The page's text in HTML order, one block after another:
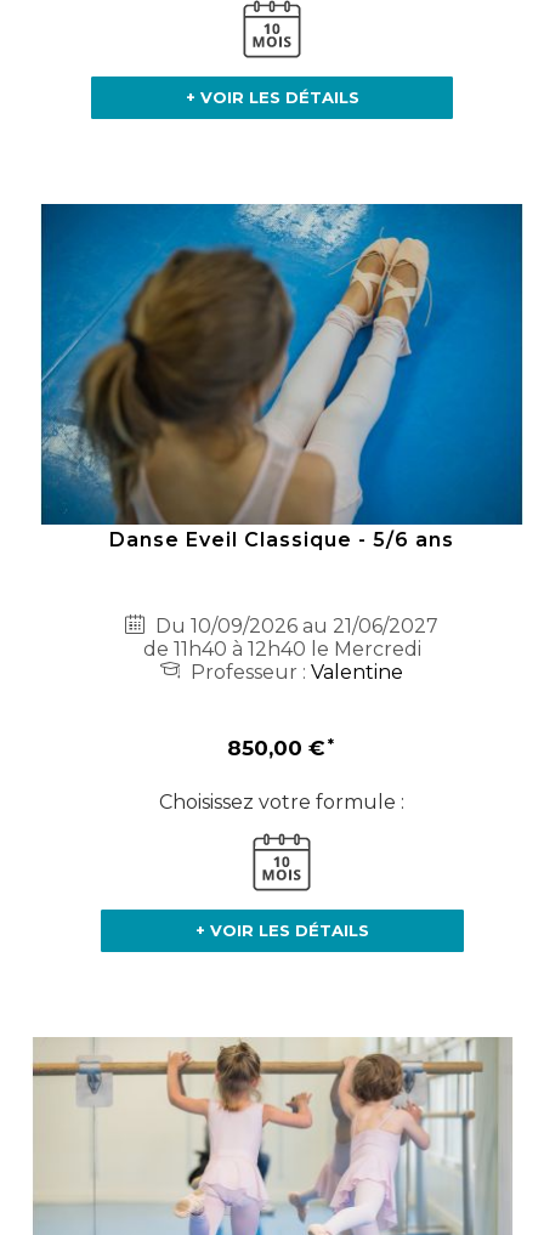
+ VOIR LES DÉTAILS
Danse Eveil Classique - 5/6 ans
Du 10/09/2026 au 21/06/2027
de 11h40 à 12h40 le Mercredi
Professeur :Valentine
850,00 €
Choisissez votre formule :
+ VOIR LES DÉTAILS